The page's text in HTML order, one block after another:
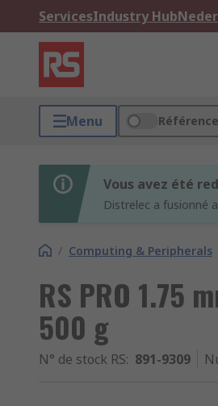
ServicesIndustry Hub
Menu
Vous avez été
Distrelec a fusionné
/ Computing & Peripherals
RS PRO 1.75
500 g
N° de stock RS: 891-9309